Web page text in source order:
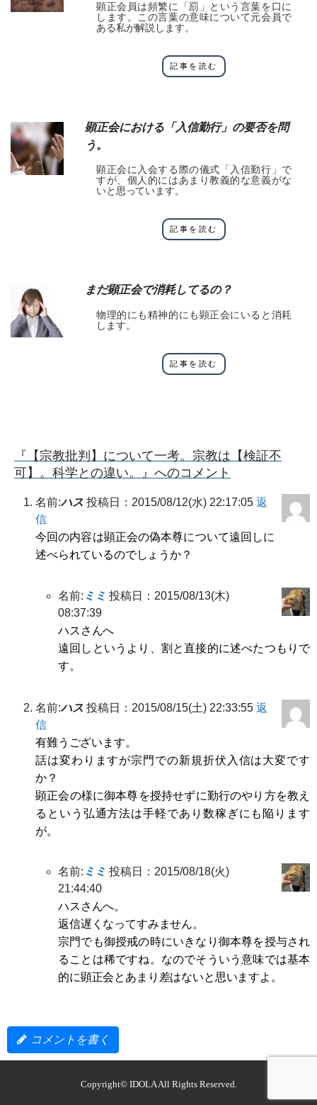
顕正会員は頻繁に「罰」という言葉を口に
します。この言葉の意味について元会員で
ある私が解説します。
記事を読む
顕正会における「入信勤行」の要否を問
う。
顕正会に入会する際の儀式「入信勤行」で
すが、個人的にはあまり教義的な意義がな
いと思っています。
記事を読む
まだ顕正会で消耗してるの？
物理的にも精神的にも顕正会にいると消耗
します。
記事を読む
『【宗教批判】について一考。宗教は【検証不
可】。科学との違い。』へのコメント
名前:ハス 投稿日：2015/08/12(水) 22:17:05 返
信
今回の内容は顕正会の偽本尊について遠回しに
述べられているのでしょうか？
名前: ミミ 投稿日：2015/08/13(木)
08:37:39
ハスさんへ
遠回しというより、割と直接的に述べたつもりで
す。
名前:ハス 投稿日：2015/08/15(土) 22:33:55 返
信
有難うございます。
話は変わりますが宗門での新規折伏入信は大変です
か？
顕正会の様に御本尊を授持せずに勤行のやり方を教え
るという弘通方法は手軽であり数稼ぎにも陥ります
が。
名前: ミミ 投稿日：2015/08/18(火)
21:44:40
ハスさんへ。
返信遅くなってすみません。
宗門でも御授戒の時にいきなり御本尊を授与され
ることは稀ですね。なのでそういう意味では基本
的に顕正会とあまり差はないと思いますよ。
コメントを書く
Copyright© IDOLAAll Rights Reserved.